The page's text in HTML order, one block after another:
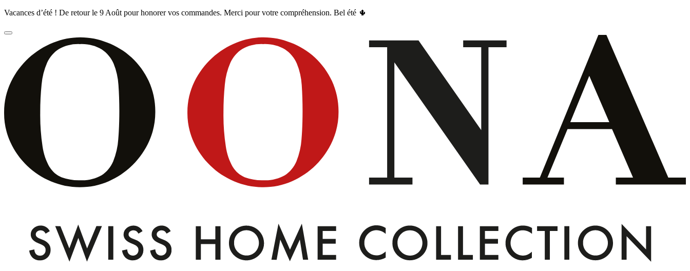
Vacances d’été ! De retour le 9 Août pour honorer vos commandes. Merci pour votre compréhension. Bel été 🌵